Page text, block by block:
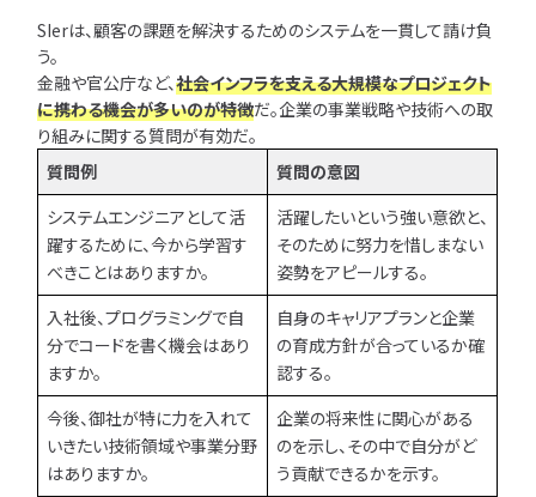
SIerは、顧客の課題を解決するためのシステムを一貫して請け負
う。
金融や官公庁など、社会インフラを支える大規模なプロジェクト
に携わる機会が多いのが特徴だ。企業の事業戦略や技術への取
り組みに関する質問が有効だ。
質問例
質問の意図
システムエンジニアとして活
躍するために、今から学習す
べきことはありますか。
活躍したいという強い意欲と、
そのために努力を惜しまない
姿勢をアピールする。
入社後、プログラミングで自
分でコードを書く機会はあり
ますか。
自身のキャリアプランと企業
の育成方針が合っているか確
認する。
今後、御社が特に力を入れて
いきたい技術領域や事業分野
はありますか。
企業の将来性に関心がある
のを示し、その中で自分がど
う貢献できるかを示す。